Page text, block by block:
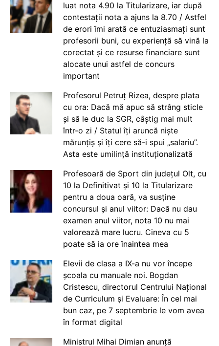
luat nota 4.90 la Titularizare, iar după
contestații nota a ajuns la 8.70 / Astfel
de erori îmi arată ce entuziasmați sunt
profesorii buni, cu experiență să vină la
corectat și ce resurse financiare sunt
alocate unui astfel de concurs
important
Profesorul Petruț Rizea, despre plata
cu ora: Dacă mă apuc să strâng sticle
și să le duc la SGR, câștig mai mult
într-o zi / Statul îți aruncă niște
mărunțiș și îți cere să-i spui „salariu”.
Asta este umilință instituționalizată
Profesoară de Sport din județul Olt, cu
10 la Definitivat și 10 la Titularizare
pentru a doua oară, va susține
concursul și anul viitor: Dacă nu dau
examen anul viitor, nota 10 nu mai
valorează mare lucru. Cineva cu 5
poate să ia ore înaintea mea
Elevii de clasa a IX-a nu vor începe
școala cu manuale noi. Bogdan
Cristescu, directorul Centrului Național
de Curriculum și Evaluare: În cel mai
bun caz, pe 7 septembrie le vom avea
în format digital
Ministrul Mihai Dimian anunță